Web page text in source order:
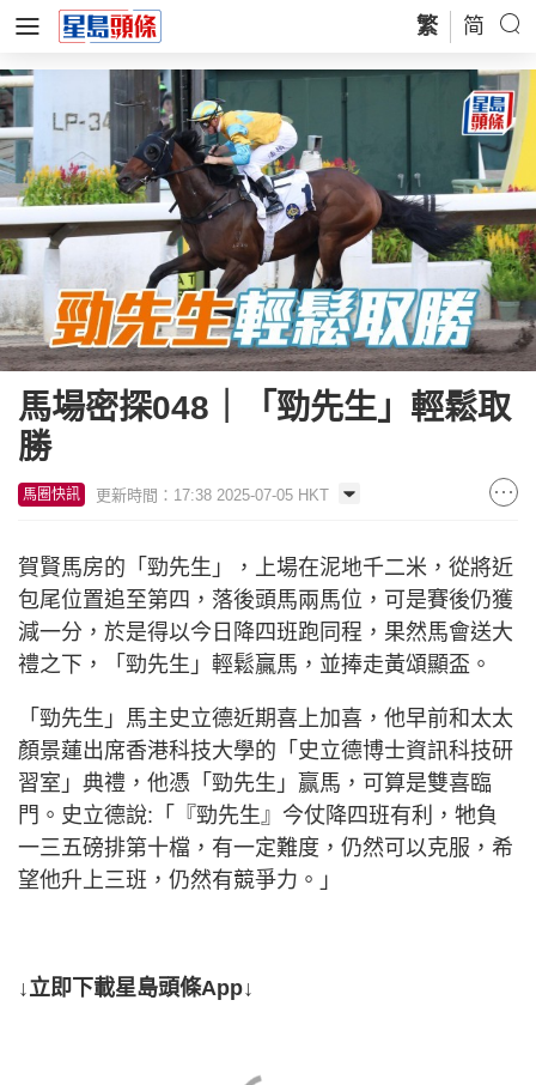
繁 简
馬場密探048｜「勁先生」輕鬆取
勝
馬圈快訊 更新時間：17:38 2025-07-05 HKT
賀賢馬房的「勁先生」，上場在泥地千二米，從將近
包尾位置追至第四，落後頭馬兩馬位，可是賽後仍獲
減一分，於是得以今日降四班跑同程，果然馬會送大
禮之下，「勁先生」輕鬆贏馬，並捧走黃頌顯盃。
「勁先生」馬主史立德近期喜上加喜，他早前和太太
顏景蓮出席香港科技大學的「史立德博士資訊科技研
習室」典禮，他憑「勁先生」赢馬，可算是雙喜臨
門。史立德說:「『勁先生』今仗降四班有利，牠負
一三五磅排第十檔，有一定難度，仍然可以克服，希
望他升上三班，仍然有競爭力。」
↓立即下載星島頭條App↓